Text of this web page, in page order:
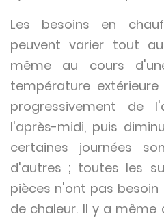
Les besoins en
peuvent varier tout
même au cours
température
progressivement de
l'après-midi, puis
certaines journées
d'autres ; toutes les
pièces n'ont pas
de chaleur. Il y a